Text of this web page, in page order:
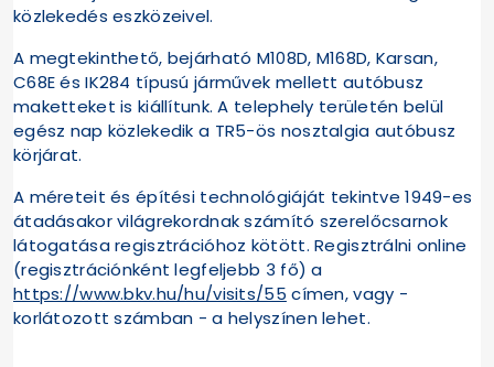
közlekedés eszközeivel.
A megtekinthető, bejárható M108D, M168D, Karsan,
C68E és IK284 típusú járművek mellett autóbusz
maketteket is kiállítunk. A telephely területén belül
egész nap közlekedik a TR5-ös nosztalgia autóbusz
körjárat.
A méreteit és építési technológiáját tekintve 1949-es
átadásakor világrekordnak számító szerelőcsarnok
látogatása regisztrációhoz kötött. Regisztrálni online
(regisztrációnként legfeljebb 3 fő) a
https://www.bkv.hu/hu/visits/55 címen, vagy -
korlátozott számban - a helyszínen lehet.